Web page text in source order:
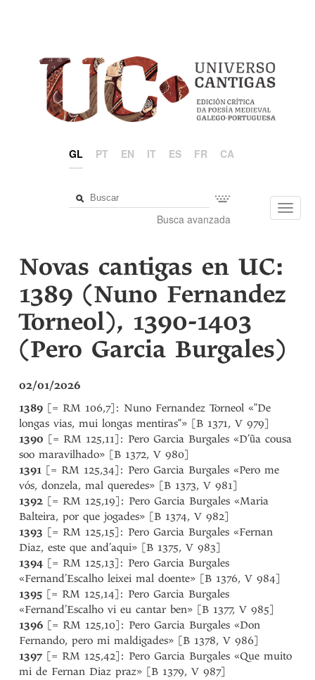
GL PT EN IT ES FR CA
Busca avanzada
Novas cantigas en UC:
1389 (Nuno Fernandez
Torneol), 1390-1403
(Pero Garcia Burgales)
02/01/2026
1389 [= RM 106,7]: Nuno Fernandez Torneol «"De
longas vias, mui longas mentiras"» [B 1371, V 979]
1390 [= RM 125,11]: Pero Garcia Burgales «D’ũa cousa
soo maravilhado» [B 1372, V 980]
1391 [= RM 125,34]: Pero Garcia Burgales «Pero me
vós, donzela, mal queredes» [B 1373, V 981]
1392 [= RM 125,19]: Pero Garcia Burgales «Maria
Balteira, por que jogades» [B 1374, V 982]
1393 [= RM 125,15]: Pero Garcia Burgales «Fernan
Diaz, este que and’aqui» [B 1375, V 983]
1394[= RM 125,13]: Pero Garcia Burgales
«Fernand’Escalho leixei mal doente» [B 1376, V 984]
1395 [= RM 125,14]: Pero Garcia Burgales
«Fernand’Escalho vi eu cantar ben» [B 1377, V 985]
1396 [= RM 125,10]: Pero Garcia Burgales «Don
Fernando, pero mi maldigades» [B 1378, V 986]
1397 [= RM 125,42]: Pero Garcia Burgales «Que muito
mi de Fernan Diaz praz» [B 1379, V 987]